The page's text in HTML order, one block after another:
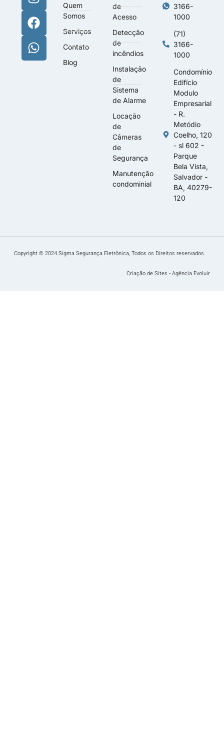
Quem
Somos
Serviços
Contato
Blog
de
Acesso
Detecção
de
incêndios
Instalação
de
Sistema
de Alarme
Locação
de
Câmeras
de
Segurança
Manutenção
condominial
3166-
1000
(71)
3166-
1000
Condomínio
Edifício
Modulo
Empresarial
- R.
Metódio
Coelho, 120
- sl 602 -
Parque
Bela Vista,
Salvador -
BA, 40279-
120
Copyright © 2024 Sigma Segurança Eletrônica, Todos os Direitos reservados.
Criação de Sites - Agência Evoluir